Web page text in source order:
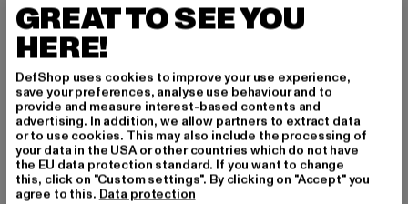
-50% -50%
GREAT TO SEE YOU
HERE!
DefShop uses cookies to improve your use experience,
save your preferences, analyse use behaviour and to
provide and measure interest-based contents and
advertising. In addition, we allow partners to extract data
or to use cookies. This may also include the processing of
your data in the USA or other countries which do not have
the EU data protection standard. If you want to change
this, click on "Custom settings". By clicking on "Accept" you
agree to this. Data protection